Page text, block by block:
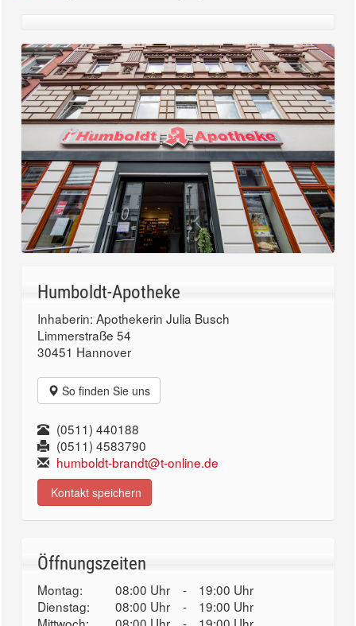
Humboldt-Apotheke
Inhaberin: Apothekerin Julia Busch
Limmerstraße 54
30451 Hannover
So finden Sie uns
(0511) 440188
(0511) 4583790
humboldt-brandt@t-online.de
Kontakt speichern
Öffnungszeiten
Montag: 08:00 Uhr -
19:00 Uhr
Dienstag:
08:00 Uhr -
19:00 Uhr